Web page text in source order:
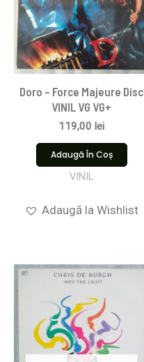
Doro – Force Majeure Disc
VINIL VG VG+
119,00 lei
Adaugă În Coș
VINIL
Adaugă la Wishlist